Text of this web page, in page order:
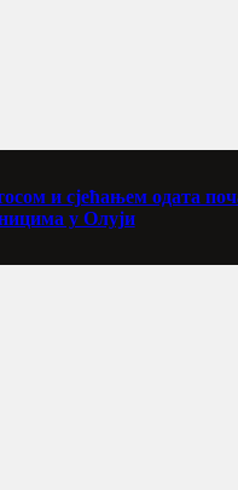
и сјећањем одата
у Олуји